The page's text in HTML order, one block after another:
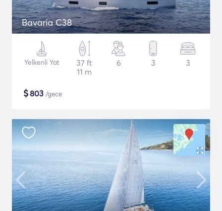
Bavaria C38
Yelkenli Yat
37 ft
11 m
6 3 3
$803 /gece